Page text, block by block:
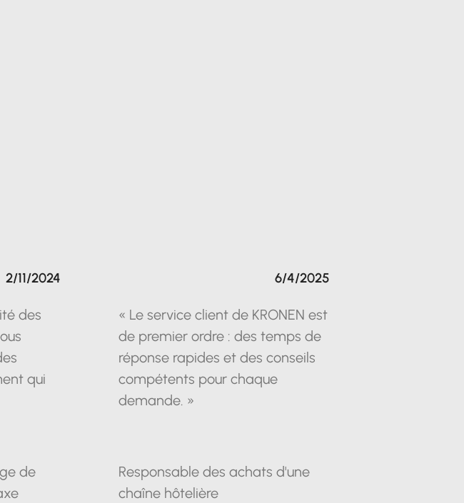
des
qui
de
2/11/2024
« Le service client de KRONEN est
de premier ordre : des temps de
réponse rapides et des conseils
compétents pour chaque
demande. »
Responsable des achats d'une
chaîne hôtelière
6/4/2025